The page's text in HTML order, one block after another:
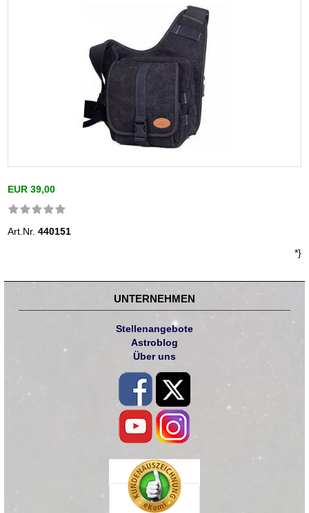
EUR 39,00
Art.Nr.440151
*}
UNTERNEHMEN
Stellenangebote
Astroblog
Über uns